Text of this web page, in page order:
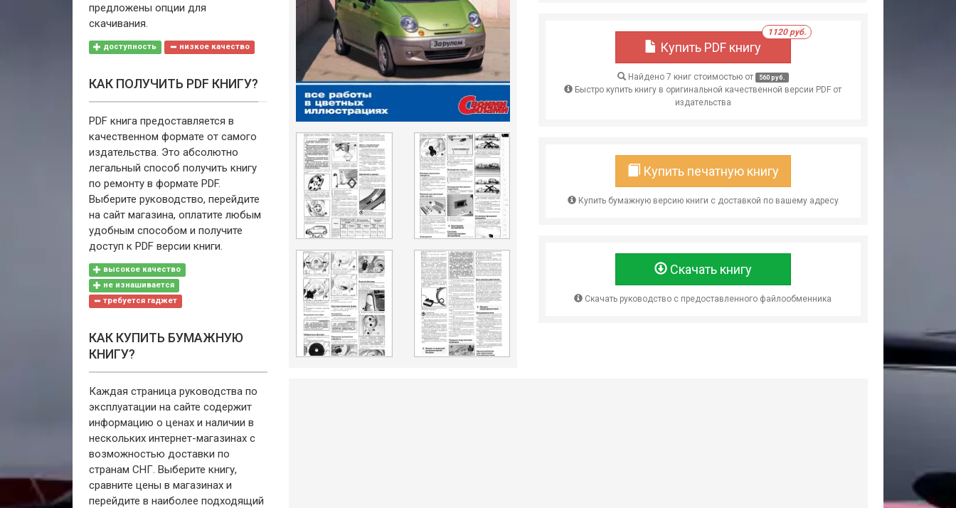
Купить PDF книгу
1120 руб.
Найдено 7 книг стоимостью от 560 руб.
Быстро купить книгу в оригинальной качественной версии PDF от
издательства
Купить печатную книгу
Купить бумажную версию книги с доставкой по вашему адресу
Скачать книгу
Скачать руководство с предоставленного файлообменника
предложены опции для
скачивания.
доступность низкое качество
КАК ПОЛУЧИТЬ PDF КНИГУ?
PDF книга предоставляется в
качественном формате от самого
издательства. Это абсолютно
легальный способ получить книгу
по ремонту в формате PDF.
Выберите руководство, перейдите
на сайт магазина, оплатите любым
удобным способом и получите
доступ к PDF версии книги.
высокое качество
не изнашивается
требуется гаджет
КАК КУПИТЬ БУМАЖНУЮ
КНИГУ?
Каждая страница руководства по
эксплуатации на сайте содержит
информацию о ценах и наличии в
нескольких интернет-магазинах с
возможностью доставки по
странам СНГ. Выберите книгу,
сравните цены в магазинах и
перейдите в наиболее подходящий